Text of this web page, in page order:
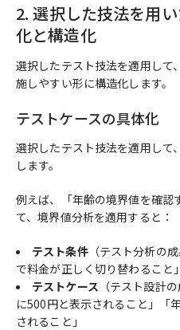
2. 選択した技法を用
化と構造化
選択したテスト技法を適用して
施しやすい形に構造化します。
テストケースの具体化
選択したテスト技法を適用して
します。
例えば、「年齢の境界値を確認
て、境界値分析を適用すると：
テスト条件（テスト分析の
で料金が正しく切り替わること」
テストケース （テスト設計
に500円と表示されること」「
されること」